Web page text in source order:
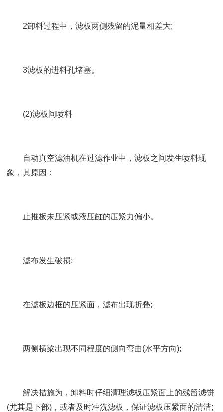
2卸料过程中，滤板两侧残留的泥量相差大;
3滤板的进料孔堵塞。
(2)滤板间喷料
自动真空滤油机在过滤作业中，滤板之间发生喷料现
象，其原因：
止推板未压紧或液压缸的压紧力偏小。
滤布发生破损;
在滤板边框的压紧面，滤布出现折叠;
两侧横梁出现不同程度的侧向弯曲(水平方向);
解决措施为，卸料时仔细清理滤板压紧面上的残留滤饼
(尤其是下部)，或者及时冲洗滤板，保证滤板压紧面的清洁;